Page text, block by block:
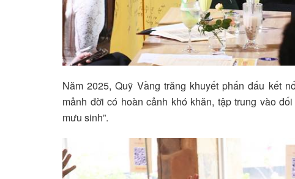
Năm 2025, Quỹ Vầng trăng khuyết phấn đấu kết
mảnh đời có hoàn cảnh khó khăn, tập trung vào
mưu sinh”.